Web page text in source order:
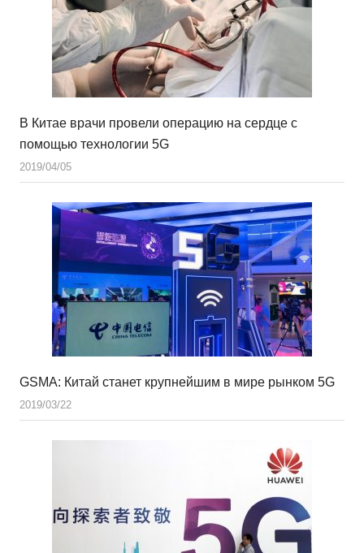
В Китае врачи провели операцию на сердце с
помощью технологии 5G
2019/04/05
GSMA: Китай станет крупнейшим в мире рынком 5G
2019/03/22